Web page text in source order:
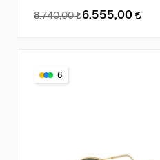
8.740,00 6.555,00
6